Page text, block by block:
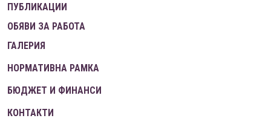
ПУБЛИКАЦИИ
ОБЯВИ ЗА РАБОТА
ГАЛЕРИЯ
НОРМАТИВНА РАМКА
БЮДЖЕТ И ФИНАНСИ
КОНТАКТИ